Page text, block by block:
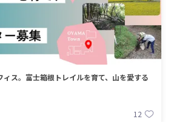
ス。富士箱根トレイルを育て、山を愛する
12